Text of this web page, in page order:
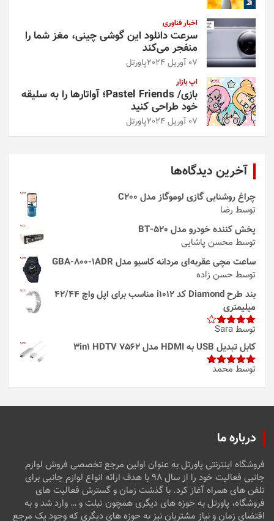
اخبار فناوری
سرعت دانلود این گوشی چینی، مغز شما را
منفجر می‌کند
07 آوریل 2024 پاورتل
اپ بازار
بازی/ Pastel Friends؛ آواتارها را به سلیقه
خود طراحی کنید
07 آوریل 2024 پاورتل
آخرین دیدگاه‌ها
چراغ روشنایی گازی لوموگاز مدل C200
توسط رضا
پخش کننده خودرو مدل 520-BT
توسط محسن پاشایی
ساعت مچی عقربه‌ای مردانه کاسیو مدل GBA-800-1ADR
توسط حسن زاده
بند طرح Diamond کد i1012 مناسب برای اپل واچ 42/44
میلیمتری
امتیاز4
از 5
توسط Sara
کابل تبدیل USB به HDMI مدل 3in1 HDTV 7562
امتیاز5از
توسط محمد
درباره ما
فروشگاه اینترنتی پاورتل به عنوان اولین مرجع تخصصی فروش لوازم
جانبی فعالیت خود را از سال ۹۸ با هدف ارائه انواع لوازم جانبی برای
تلفن های همراه آغاز کرد. با گذشت زمان و گسترش فعالیت های
فروشگاه، پاورتل به حوزه های دیگری همچون تبلت و … وارد شد و به
اقتضای زمان و نیاز مشتریان نیز به حوزه های دیگری که وجود یک مرجع